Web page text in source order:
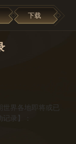
下载
世界各地即将或已
录】：